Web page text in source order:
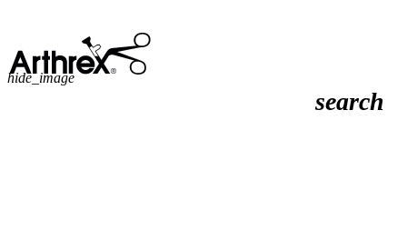
search
hide_image